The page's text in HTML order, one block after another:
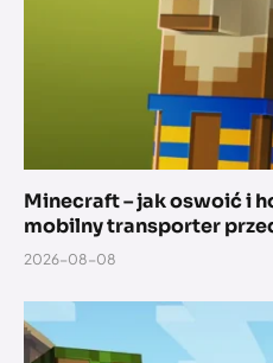
Minecraft – jak oswoić i
mobilny transporter
2026-08-08